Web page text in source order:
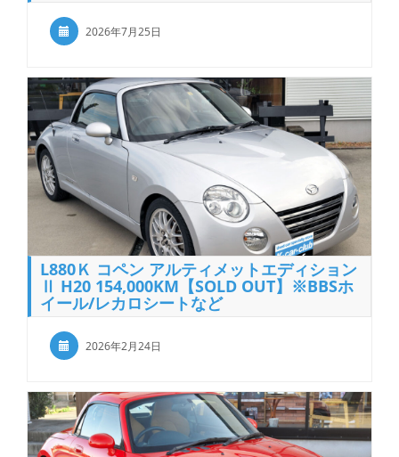
2026年7月25日
L880Ｋ コペン アルティメットエディション
Ⅱ H20 154,000KM【SOLD OUT】※BBSホ
イール/レカロシートなど
2026年2月24日